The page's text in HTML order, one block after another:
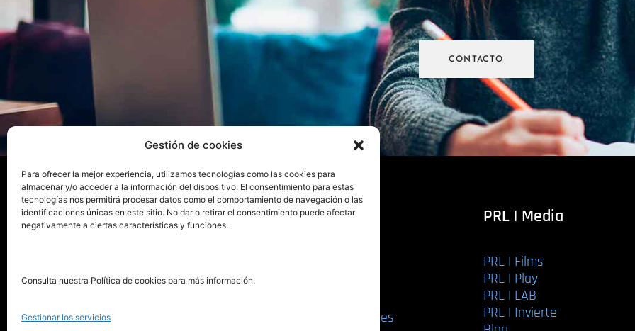
Gestión de cookies
Para ofrecer la mejor experiencia, utilizamos tecnologías como las cookies para
almacenar y/o acceder a la información del dispositivo. El consentimiento para estas
tecnologías nos permitirá procesar datos como el comportamiento de navegación o las
identificaciones únicas en este sitio. No dar o retirar el consentimiento puede afectar
negativamente a ciertas características y funciones.
Consulta nuestra Política de cookies para más información.
Gestionar los servicios
CONTACTO
pionero de autoedición
911 413 306
La editorial
Servicios editoriales
PRL | Media
PRL | Films
PRL | Play
PRL | LAB
PRL | Invierte